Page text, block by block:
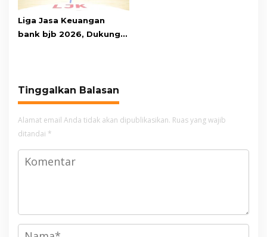
Liga Jasa Keuangan
bank bjb 2026, Dukung
Tinggalkan Balasan
Alamat email Anda tidak akan dipublikasikan. Ruas yang wajib
ditandai *